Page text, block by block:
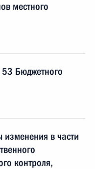
местного
53 Бюджетного
в части
контроля,